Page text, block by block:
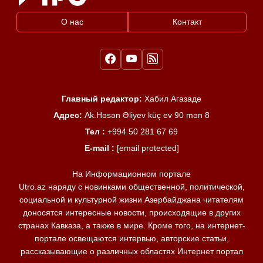
О нас Контакт
Главный редактор: Хабил Агазаде
Адрес: Ak.Həsən Əliyev küç ev 90 mən 8
Тел : +994 50 281 67 69
E-mail : [email protected]
На Информационном портале
Utro.az наряду с новинками общественной, политической,
социальной и культурной жизни Азербайджана читателям
доносятся интересные новости, происходящие в других
странах Кавказа, а также в мире. Кроме того, на интернет-
портале освещаются интервью, авторские статьи,
рассказывающие о различных областях Интернет портал